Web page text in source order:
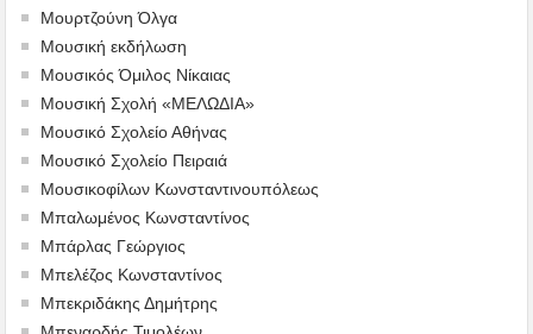
Μουρτζούνη Όλγα
Μουσική εκδήλωση
Μουσικός Όμιλος Νίκαιας
Μουσική Σχολή «ΜΕΛΩΔΙΑ»
Μουσικό Σχολείο Αθήνας
Μουσικό Σχολείο Πειραιά
Μουσικοφίλων Κωνσταντινουπόλεως
Μπαλωμένος Κωνσταντίνος
Μπάρλας Γεώργιος
Μπελέζος Κωνσταντίνος
Μπεκριδάκης Δημήτρης